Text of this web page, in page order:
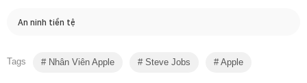
An ninh tiền tệ
Tags Nhân Viên Apple Steve Jobs Apple